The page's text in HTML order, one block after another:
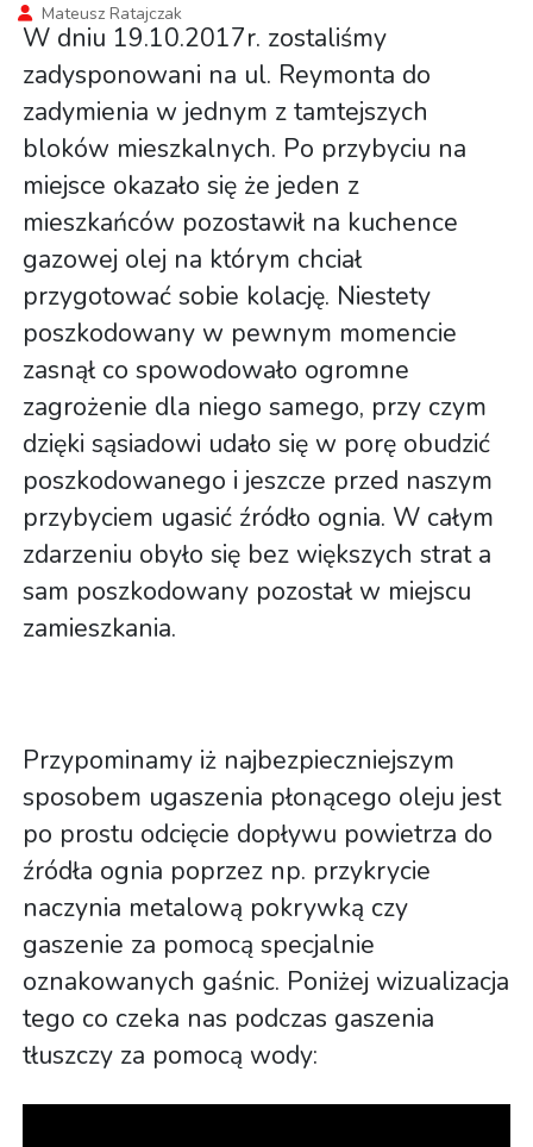
Mateusz Ratajczak
W dniu 19.10.2017r. zostaliśmy
zadysponowani na ul. Reymonta do
zadymienia w jednym z tamtejszych
bloków mieszkalnych. Po przybyciu na
miejsce okazało się że jeden z
mieszkańców pozostawił na kuchence
gazowej olej na którym chciał
przygotować sobie kolację. Niestety
poszkodowany w pewnym momencie
zasnął co spowodowało ogromne
zagrożenie dla niego samego, przy czym
dzięki sąsiadowi udało się w porę obudzić
poszkodowanego i jeszcze przed naszym
przybyciem ugasić źródło ognia. W całym
zdarzeniu obyło się bez większych strat a
sam poszkodowany pozostał w miejscu
zamieszkania.
Przypominamy iż najbezpieczniejszym
sposobem ugaszenia płonącego oleju jest
po prostu odcięcie dopływu powietrza do
źródła ognia poprzez np. przykrycie
naczynia metalową pokrywką czy
gaszenie za pomocą specjalnie
oznakowanych gaśnic. Poniżej wizualizacja
tego co czeka nas podczas gaszenia
tłuszczy za pomocą wody: